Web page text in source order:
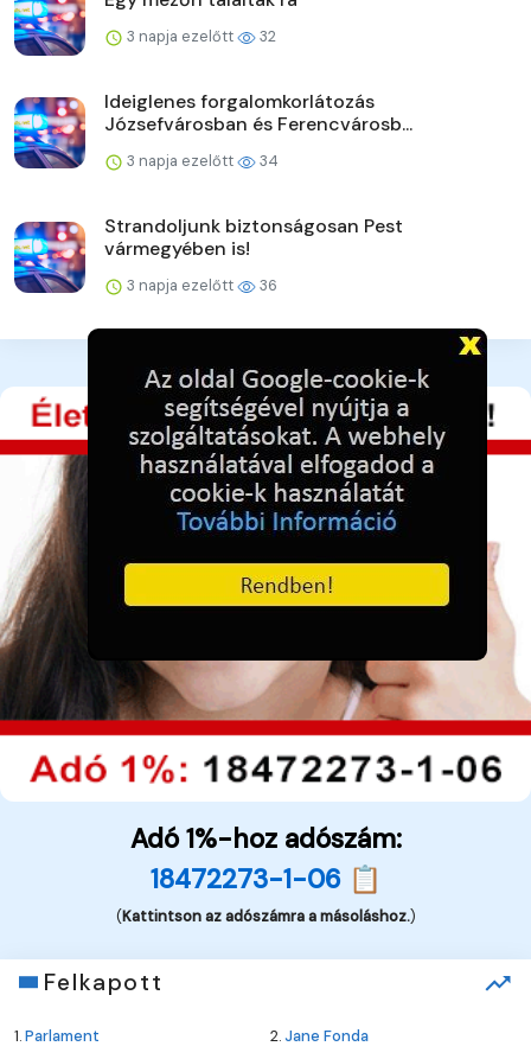
3 napja ezelőtt 32
Ideiglenes forgalomkorlátozás
Józsefvárosban és Ferencvárosb...
3 napja ezelőtt 34
Strandoljunk biztonságosan Pest
vármegyében is!
3 napja ezelőtt 36
Adó 1%-hoz adószám:
18472273-1-06 📋
(Kattintson az adószámra a másoláshoz.)
Felkapott
1.Parlament 2.Jane Fonda